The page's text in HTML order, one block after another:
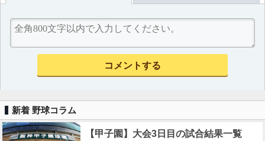
新着 野球コラム
【甲子園】大会3日目の試合結果一覧